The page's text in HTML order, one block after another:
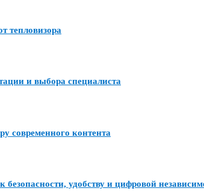
тепловизора
и выбора специалиста
современного контента
удобству и цифровой